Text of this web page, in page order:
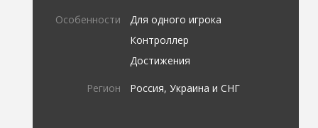
Особенности
Для одного игрока
Контроллер
Достижения
Регион Россия, Украина и СНГ